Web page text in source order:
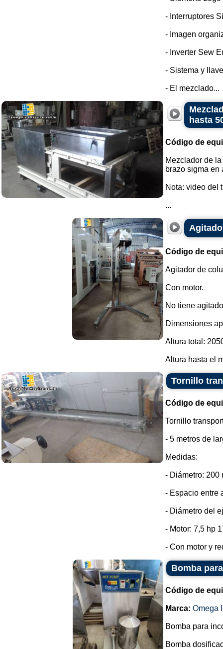
- Interruptores
- Imagen
- Inverter Sew
- Sistema y
- El mezclado...
hasta
Código de
Mezclador de
brazo sigma en
Nota: video del
...
Código de
Agitador de
Con motor.
No tiene
Dimensiones
Altura total:
Altura hasta el
Tornillo
Código de
Tornillo
- 5 metros de
Medidas:
- Diámetro: 200
- Espacio entre
- Diámetro del
- Motor: 7,5 hp
- Con motor y
Bomba
Código de
Marca: Omega
Bomba para
Bomba